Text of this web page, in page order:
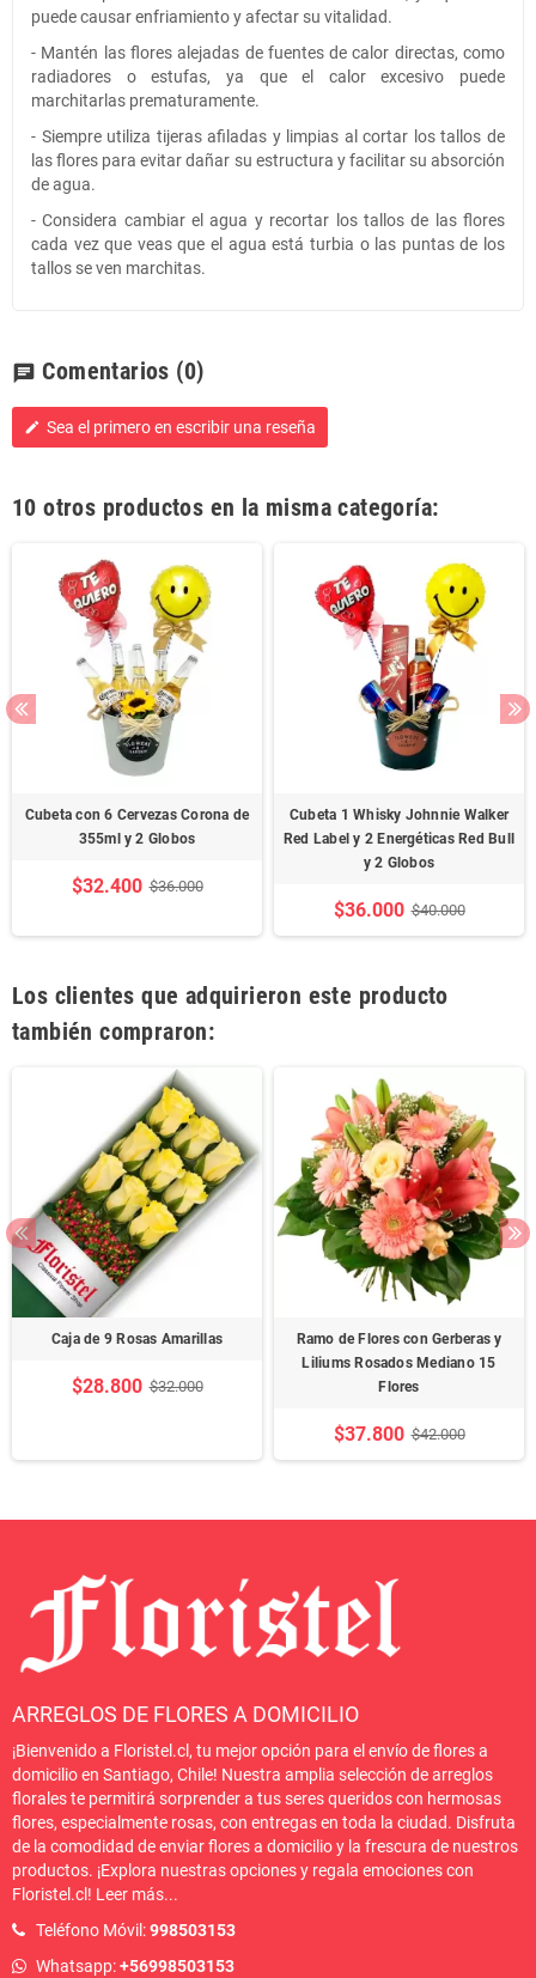
puede causar enfriamiento y afectar su vitalidad.
- Mantén las flores alejadas de fuentes de calor directas, como
radiadores o estufas, ya que el calor excesivo puede
marchitarlas prematuramente.
- Siempre utiliza tijeras afiladas y limpias al cortar los tallos de
las flores para evitar dañar su estructura y facilitar su absorción
de agua.
- Considera cambiar el agua y recortar los tallos de las flores
cada vez que veas que el agua está turbia o las puntas de los
tallos se ven marchitas.
chat Comentarios (0)
edit Sea el primero en escribir una reseña
10 otros productos en la misma categoría:
Cubeta con 6 Cervezas Corona de
355ml y 2 Globos
$32.400 $36.000
Cubeta 1 Whisky Johnnie Walker
Red Label y 2 Energéticas Red Bull
y 2 Globos
$36.000 $40.000
Los clientes que adquirieron este producto
también compraron:
Caja de 9 Rosas Amarillas
$28.800 $32.000
Ramo de Flores con Gerberas y
Liliums Rosados Mediano 15
Flores
$37.800 $42.000
ARREGLOS DE FLORES A DOMICILIO
¡Bienvenido a Floristel.cl, tu mejor opción para el envío de flores a
domicilio en Santiago, Chile! Nuestra amplia selección de arreglos
florales te permitirá sorprender a tus seres queridos con hermosas
flores, especialmente rosas, con entregas en toda la ciudad. Disfruta
de la comodidad de enviar flores a domicilio y la frescura de nuestros
productos. ¡Explora nuestras opciones y regala emociones con
Floristel.cl! Leer más...
Teléfono Móvil:998503153
Whatsapp:+56998503153